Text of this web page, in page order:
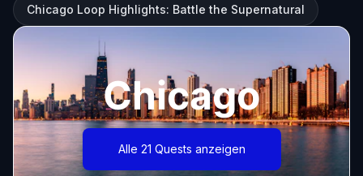
Chicago Loop Highlights: Battle the Supernatural
Chicago
Alle 21 Quests anzeigen